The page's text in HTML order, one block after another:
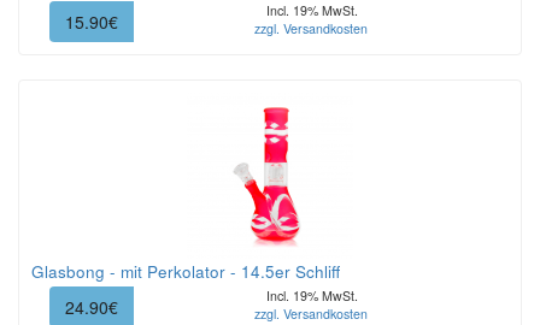
15.90€
Incl. 19% MwSt.
zzgl. Versandkosten
Glasbong - mit Perkolator - 14.5er Schliff
24.90€
Incl. 19% MwSt.
zzgl. Versandkosten